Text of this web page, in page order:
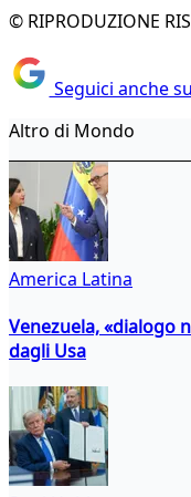
© RIPRODUZIONE
Seguici anche
Altro di Mondo
America Latina
Venezuela, «dialogo
dagli Usa